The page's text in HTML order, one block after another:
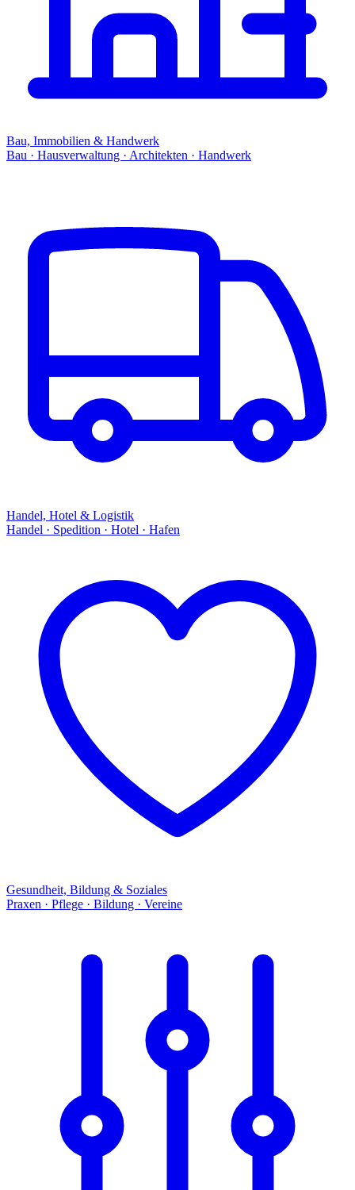
Bau, Immobilien & Handwerk
Bau · Hausverwaltung · Architekten · Handwerk
Handel, Hotel & Logistik
Handel · Spedition · Hotel · Hafen
Gesundheit, Bildung & Soziales
Praxen · Pflege · Bildung · Vereine